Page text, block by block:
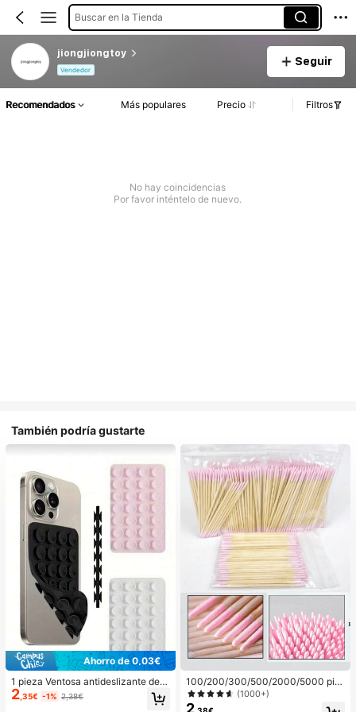
Buscar en la Tienda
jiongjiongtoy
Vendedor
Seguir
Recomendados Más populares Precio Filtros
No hay coincidencias
Por favor inténtelo de nuevo.
También podría gustarte
Ahorro de 0,03€
1 pieza Ventosa antideslizante de si
licona para teléfono, 28 piezas Vent
osas de silicona (almohadillas auto
2 ,35€ -1% 2,38€
100/200/300/500/2000/5000 pie
zas/20 piezas Palitos aplicadores d
e esmalte de uñas de doble extrem
(1000+)